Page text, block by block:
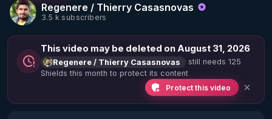
Regenere / Thierry Casasnovas
3.5 k subscribers
This video may be deleted on August 31, 2026
Regenere / Thierry Casasnovas
still needs 125
Shields this month to protect its content
Protect this video